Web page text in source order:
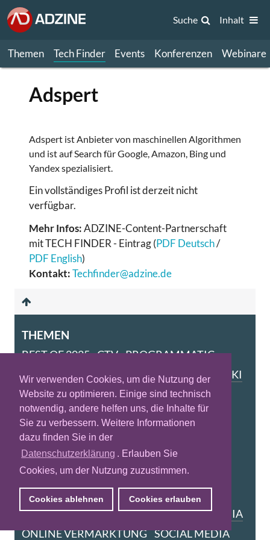
Wir verwenden Cookies, um die Nutzung der
Website zu optimieren. Einige sind technisch
notwendig, andere helfen uns, die Inhalte für
Sie zu verbessern. Weitere Informationen
dazu finden Sie in der
Datenschutzerklärung . Erlauben Sie
Cookies, um der Nutzung zuzustimmen.
Cookies ablehnen Cookies erlauben
Themen Tech Finder Events Konferenzen Webinare
Suche Inhalt
Adspert
Adspert ist Anbieter von maschinellen Algorithmen
und ist auf Search für Google, Amazon, Bing und
Yandex spezialisiert.
Ein vollständiges Profil ist derzeit nicht
verfügbar.
Mehr Infos:ADZINE-Content-Partnerschaft
mit TECH FINDER - Eintrag (PDF Deutsch/
PDF English)
Kontakt:Techfinder@adzine.de
THEMEN
BEST OF 2025 CTV PROGRAMMATIC
ADTECH
VIDEO AUDIO ECOMMERCE
KI
MOBILE RETAIL MEDIA DATA
DISPLAY ADVERTISING
STUDIEN & ANALYSEN
BRANDING CONNECT PERFORMANCE
E-MAIL MARKETING
AFFILIATE MARKETING
CONTENT MARKETING MARTECH MEDIA
ONLINE VERMARKTUNG SOCIAL MEDIA